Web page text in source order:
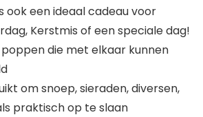
ook een ideaal cadeau voor
Kerstmis of een speciale dag!
poppen die met elkaar kunnen
om snoep, sieraden, diversen,
praktisch op te slaan